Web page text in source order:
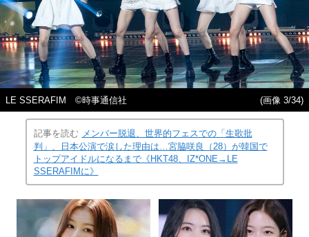
LE SSERAFIM ©時事通信社 (画像 3/34)
記事を読む メンバー脱退、世界的フェスでの「生歌批
判」、日本公演で涙した理由は…宮脇咲良（28）が韓国で
トップアイドルになるまで《HKT48、IZ*ONE→LE
SSERAFIMに》